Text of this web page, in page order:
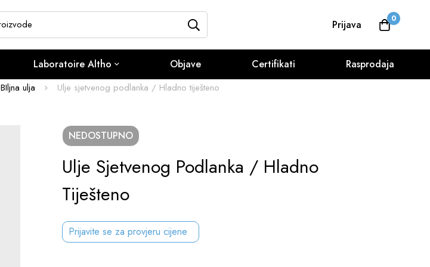
Prijava 0
Laboratoire Altho Objave Certifikati Rasprodaja
BIljna ulja Ulje sjetvenog podlanka / Hladno tiješteno
NEDOSTUPNO
Ulje Sjetvenog Podlanka / Hladno
Tiješteno
Prijavite se za provjeru cijene